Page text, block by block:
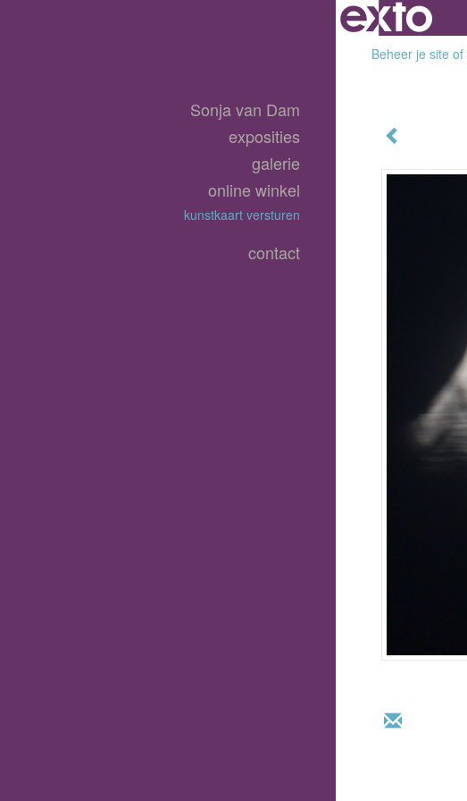
Beheer je site of
Sonja van Dam
exposities
galerie
online winkel
kunstkaart versturen
contact